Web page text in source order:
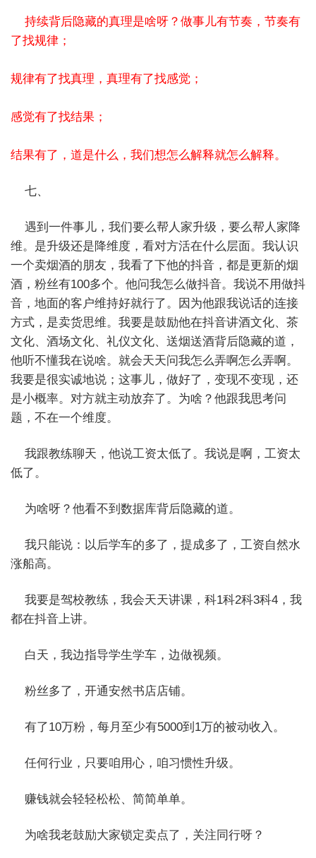
持续背后隐藏的真理是啥呀？做事儿有节奏，节奏有
了找规律；
规律有了找真理，真理有了找感觉；
感觉有了找结果；
结果有了，道是什么，我们想怎么解释就怎么解释。
七、
遇到一件事儿，我们要么帮人家升级，要么帮人家降
维。是升级还是降维度，看对方活在什么层面。我认识
一个卖烟酒的朋友，我看了下他的抖音，都是更新的烟
酒，粉丝有100多个。他问我怎么做抖音。我说不用做抖
音，地面的客户维持好就行了。因为他跟我说话的连接
方式，是卖货思维。我要是鼓励他在抖音讲酒文化、茶
文化、酒场文化、礼仪文化、送烟送酒背后隐藏的道，
他听不懂我在说啥。就会天天问我怎么弄啊怎么弄啊。
我要是很实诚地说；这事儿，做好了，变现不变现，还
是小概率。对方就主动放弃了。为啥？他跟我思考问
题，不在一个维度。
我跟教练聊天，他说工资太低了。我说是啊，工资太
低了。
为啥呀？他看不到数据库背后隐藏的道。
我只能说：以后学车的多了，提成多了，工资自然水
涨船高。
我要是驾校教练，我会天天讲课，科1科2科3科4，我
都在抖音上讲。
白天，我边指导学生学车，边做视频。
粉丝多了，开通安然书店店铺。
有了10万粉，每月至少有5000到1万的被动收入。
任何行业，只要咱用心，咱习惯性升级。
赚钱就会轻轻松松、简简单单。
为啥我老鼓励大家锁定卖点了，关注同行呀？